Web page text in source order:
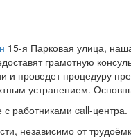
15-я Парковая улица,
грамотную
и проведет процедуру
устранением.
работниками call-центра.
независимо от